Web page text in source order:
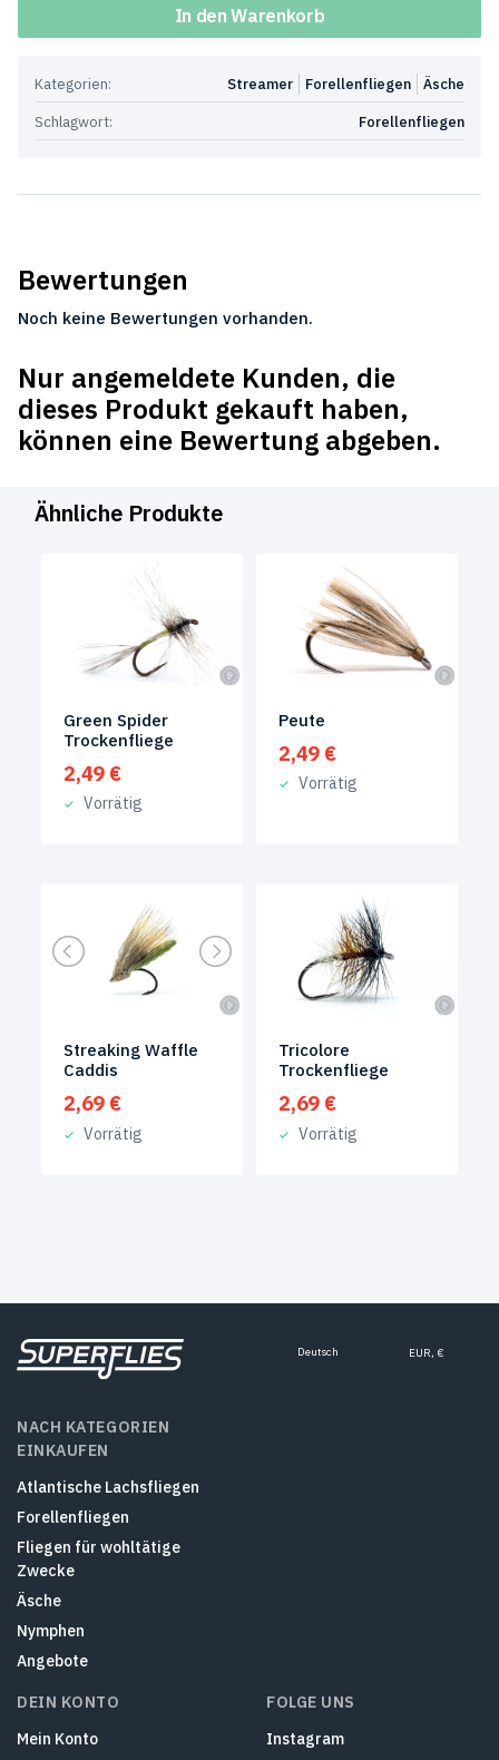
In den Warenkorb
Kategorien: Äsche
Forellenfliegen
Streamer
Schlagwort:
Forellenfliegen
Bewertungen
Noch keine Bewertungen vorhanden.
Nur angemeldete Kunden, die
dieses Produkt gekauft haben,
können eine Bewertung abgeben.
Ähnliche Produkte
Green Spider
Trockenfliege
2,49 €
Vorrätig
Peute
2,49 €
Vorrätig
Streaking Waffle
Caddis
2,69 €
Vorrätig
Tricolore
Trockenfliege
2,69 €
Vorrätig
Deutsch EUR, €
NACH KATEGORIEN
EINKAUFEN
Atlantische Lachsfliegen
Forellenfliegen
Fliegen für wohltätige
Zwecke
Äsche
Nymphen
Angebote
DEIN KONTO
Mein Konto
FOLGE UNS
Instagram